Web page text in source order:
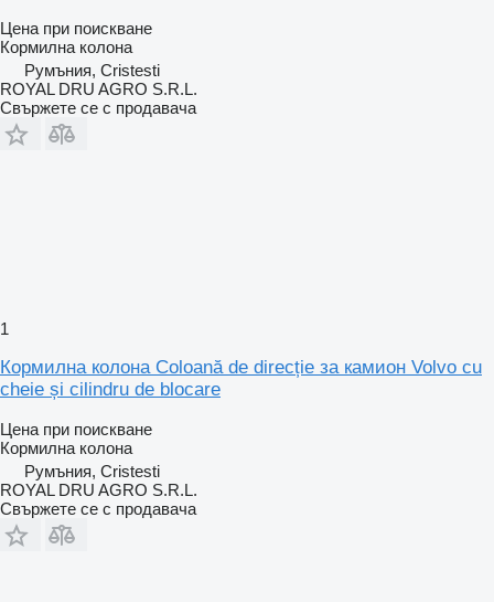
Цена при поискване
Кормилна колона
Румъния, Cristesti
ROYAL DRU AGRO S.R.L.
Свържете се с продавача
1
Кормилна колона Coloană de direcție за камион Volvo cu
cheie și cilindru de blocare
Цена при поискване
Кормилна колона
Румъния, Cristesti
ROYAL DRU AGRO S.R.L.
Свържете се с продавача